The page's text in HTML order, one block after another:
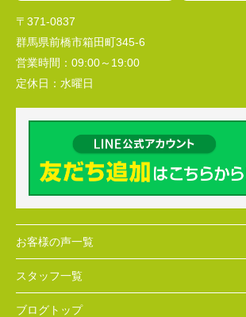
〒371-0837
群馬県前橋市箱田町345-6
営業時間： 09:00～19:00
定休日： 水曜日
お客様の声一覧
スタッフ一覧
ブログトップ